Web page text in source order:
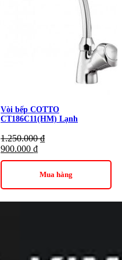
Vòi bếp COTTO
CT186C11(HM) Lạnh
1.250.000₫
900.000 ₫
Mua hàng